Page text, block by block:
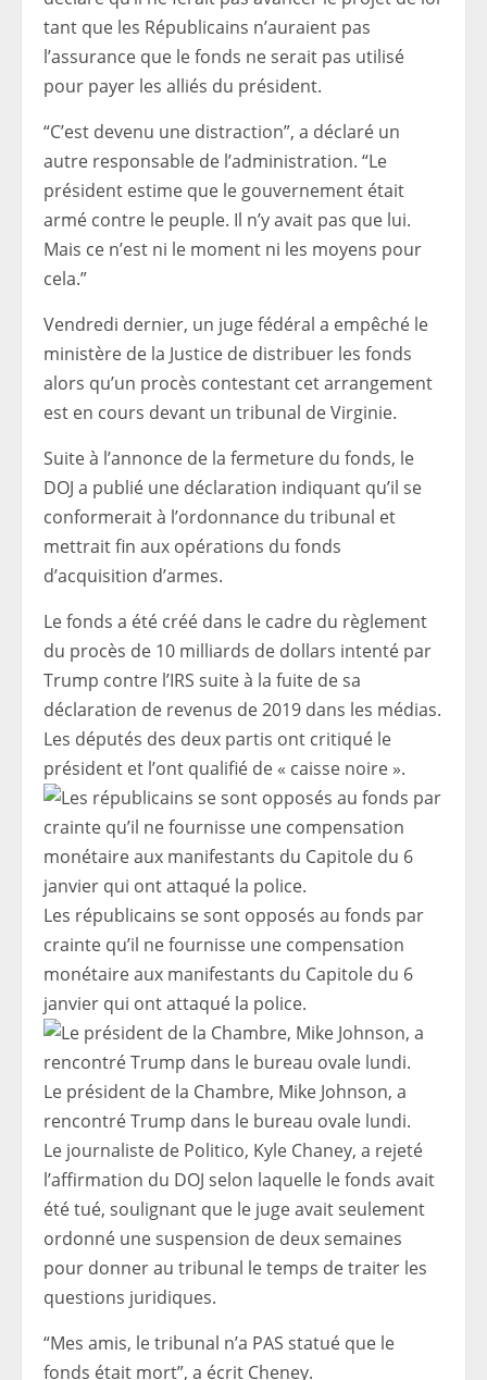
tant que les Républicains n’auraient pas
l’assurance que le fonds ne serait pas utilisé
pour payer les alliés du président.
“C’est devenu une distraction”, a déclaré un
autre responsable de l’administration. “Le
président estime que le gouvernement était
armé contre le peuple. Il n’y avait pas que lui.
Mais ce n’est ni le moment ni les moyens pour
cela.”
Vendredi dernier, un juge fédéral a empêché le
ministère de la Justice de distribuer les fonds
alors qu’un procès contestant cet arrangement
est en cours devant un tribunal de Virginie.
Suite à l’annonce de la fermeture du fonds, le
DOJ a publié une déclaration indiquant qu’il se
conformerait à l’ordonnance du tribunal et
mettrait fin aux opérations du fonds
d’acquisition d’armes.
Le fonds a été créé dans le cadre du règlement
du procès de 10 milliards de dollars intenté par
Trump contre l’IRS suite à la fuite de sa
déclaration de revenus de 2019 dans les médias.
Les députés des deux partis ont critiqué le
président et l’ont qualifié de « caisse noire ».
Les républicains se sont opposés au fonds par
crainte qu’il ne fournisse une compensation
monétaire aux manifestants du Capitole du 6
janvier qui ont attaqué la police.
Le président de la Chambre, Mike Johnson, a
rencontré Trump dans le bureau ovale lundi.
Le journaliste de Politico, Kyle Chaney, a rejeté
l’affirmation du DOJ selon laquelle le fonds avait
été tué, soulignant que le juge avait seulement
ordonné une suspension de deux semaines
pour donner au tribunal le temps de traiter les
questions juridiques.
“Mes amis, le tribunal n’a PAS statué que le
fonds était mort”, a écrit Cheney.